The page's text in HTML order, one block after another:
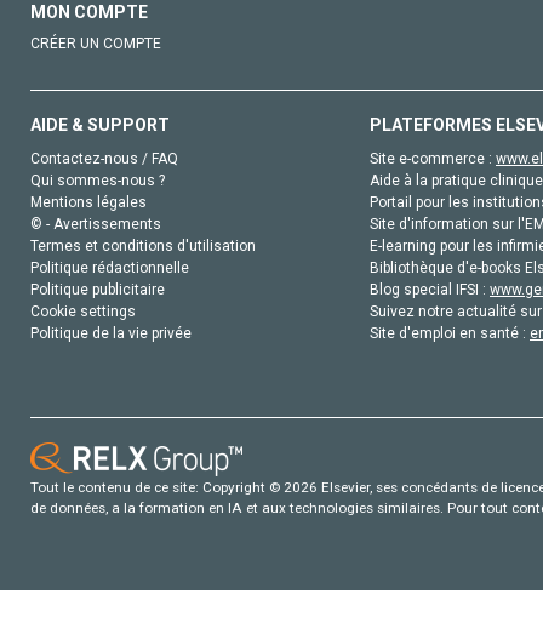
MON COMPTE
CRÉER UN COMPTE
AIDE & SUPPORT
Contactez-nous / FAQ
Qui sommes-nous ?
Mentions légales
© - Avertissements
Termes et conditions d'utilisation
Politique rédactionnelle
Politique publicitaire
Cookie settings
Politique de la vie privée
PLATEFORMES
Site e-commerce :
Aide à la pratique
Portail pour les
Site d'information sur
E-learning pour les
Bibliothèque d'e-books
Blog special IFSI :
Suivez notre actualité
Site d'emploi en santé :
Tout le contenu de ce site: Copyright © 2026 Elsevier, ses concédants de
de données, a la formation en IA et aux technologies similaires. Pour tout